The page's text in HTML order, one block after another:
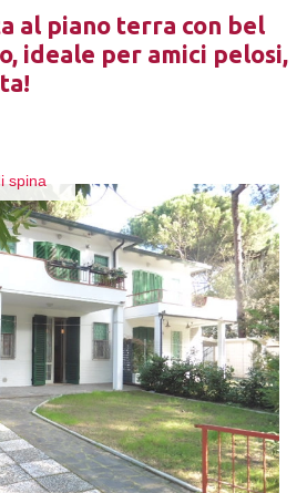
al piano terra con bel
ideale per amici pelosi,
spina